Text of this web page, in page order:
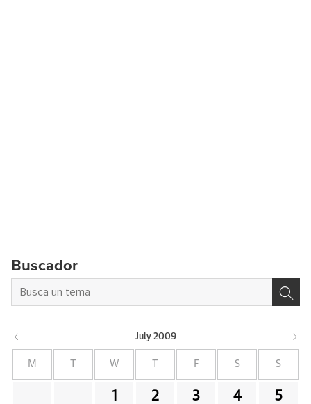
Buscador
July 2009
M W F S S
1 2 3 4 5